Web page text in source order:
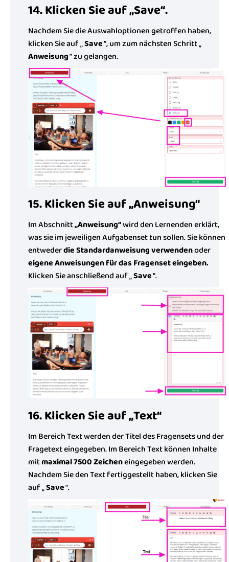
14. Klicken Sie auf „Save“.
Nachdem Sie die Auswahloptionen getroffen haben,
klicken Sie auf „Save“, um zum nächsten Schritt „
Anweisung“ zu gelangen.
15. Klicken Sie auf „Anweisung“
Im Abschnitt„Anweisung“wird den Lernenden erklärt,
was sie im jeweiligen Aufgabenset tun sollen. Sie können
entwederdie Standardanweisung verwendenoder
eigene Anweisungen für das Fragenset eingeben.
Klicken Sie anschließend auf „Save“.
16. Klicken Sie auf „Text“
Im Bereich Text werden der Titel des Fragensets und der
Fragetext eingegeben. Im Bereich Text können Inhalte
mitmaximal 7500 Zeicheneingegeben werden.
Nachdem Sie den Text fertiggestellt haben, klicken Sie
auf „Save“.